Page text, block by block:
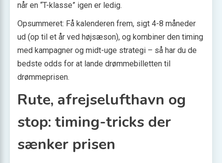
når en “T-klasse” igen er ledig.
Opsummeret: Få kalenderen frem, sigt 4-8 måneder
ud (op til et år ved højsæson), og kombiner den timing
med kampagner og midt-uge strategi – så har du de
bedste odds for at lande drømmebilletten til
drømmeprisen.
Rute, afrejselufthavn og
stop: timing-tricks der
sænker prisen